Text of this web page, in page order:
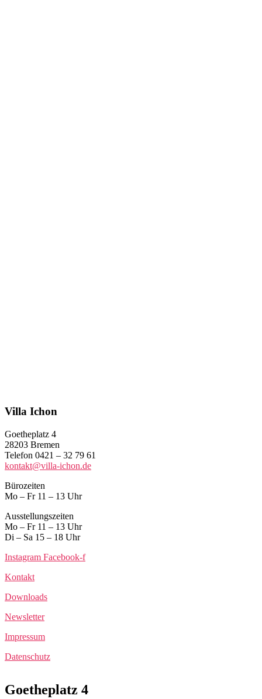
Villa Ichon
Goetheplatz 4
28203 Bremen
Telefon 0421 – 32 79 61
kontakt@villa-ichon.de
Bürozeiten
Mo – Fr 11 – 13 Uhr
Ausstellungszeiten
Mo – Fr 11 – 13 Uhr
Di – Sa 15 – 18 Uhr
Instagram Facebook-f
Kontakt
Downloads
Newsletter
Impressum
Datenschutz
Goetheplatz 4